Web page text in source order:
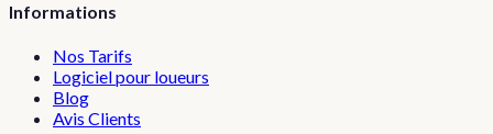
Informations
Nos Tarifs
Logiciel pour loueurs
Blog
Avis Clients